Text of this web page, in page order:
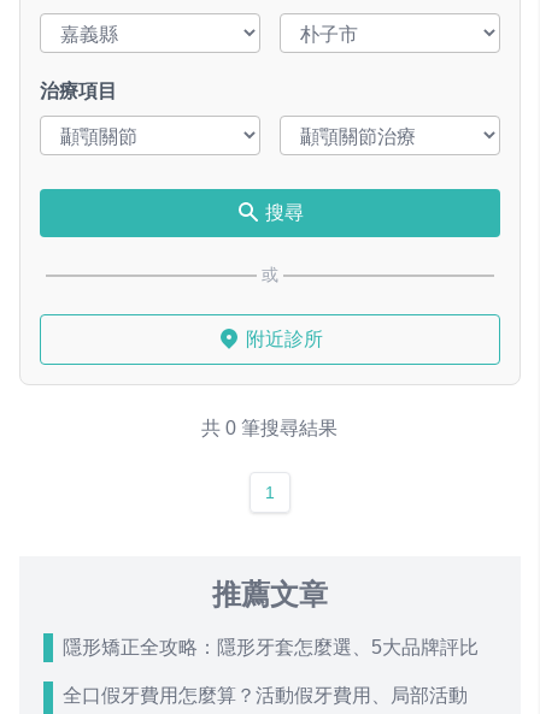
治療項目
搜尋
或
附近診所
共 0 筆搜尋結果
1
推薦文章
隱形矯正全攻略：隱形牙套怎麼選、5大品牌評比
全口假牙費用怎麼算？活動假牙費用、局部活動